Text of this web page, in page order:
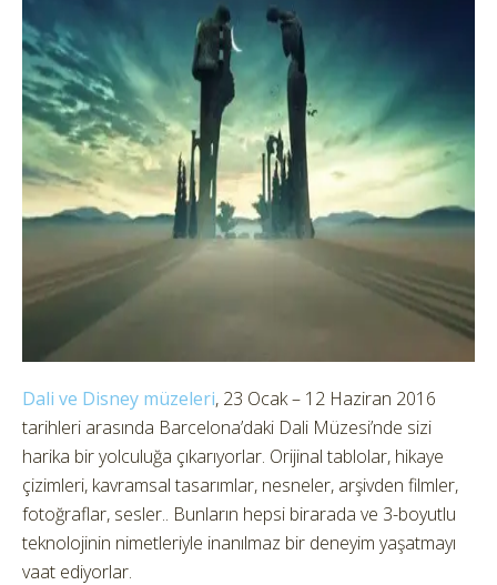
Dali ve Disney müzeleri, 23 Ocak – 12 Haziran 2016
tarihleri arasında Barcelona’daki Dali Müzesi’nde sizi
harika bir yolculuğa çıkarıyorlar. Orijinal tablolar, hikaye
çizimleri, kavramsal tasarımlar, nesneler, arşivden filmler,
fotoğraflar, sesler.. Bunların hepsi birarada ve 3-boyutlu
teknolojinin nimetleriyle inanılmaz bir deneyim yaşatmayı
vaat ediyorlar.